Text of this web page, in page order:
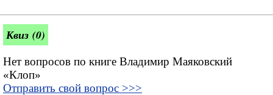
Квиз (0)
Нет вопросов по книге Владимир Маяковский
«Клоп»
Отправить свой вопрос >>>